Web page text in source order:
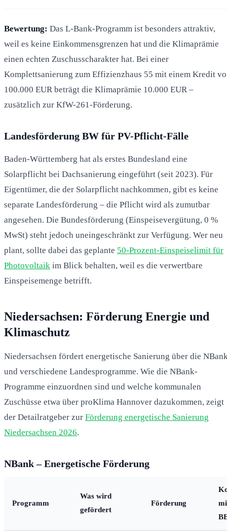
Bewertung: Das L-Bank-Programm ist besonders attraktiv,
weil es keine Einkommensgrenzen hat und die Klimaprämie
einen echten Zuschusscharakter hat. Bei einer
Komplettsanierung zum Effizienzhaus 55 mit einem Kredit
100.000 EUR beträgt die Klimaprämie 10.000 EUR –
zusätzlich zur KfW-261-Förderung.
Landesförderung BW für PV-Pflicht-Fälle
Baden-Württemberg hat als erstes Bundesland eine
Solarpflicht bei Dachsanierung eingeführt (seit 2023). Für
Eigentümer, die der Solarpflicht nachkommen, gibt es keine
separate Landesförderung – die Pflicht wird als zumutbar
angesehen. Die Bundesförderung (Einspeisevergütung, 0 %
MwSt) steht jedoch uneingeschränkt zur Verfügung. Wer neu
plant, sollte dabei das geplante 50-Prozent-Einspeiselimit für
Photovoltaik im Blick behalten, weil es die verwertbare
Einspeisemenge betrifft.
Niedersachsen: Förderung Energie und
Klimaschutz
Niedersachsen fördert energetische Sanierung über die
und verschiedene Landesprogramme. Wie die NBank-
Programme einzuordnen sind und welche kommunalen
Zuschüsse etwa über proKlima Hannover dazukommen, zeigt
der Detailratgeber zur Förderung energetische Sanierung
Niedersachsen 2026.
NBank – Energetische Förderung
Programm
Was wird
gefördert
Förderung